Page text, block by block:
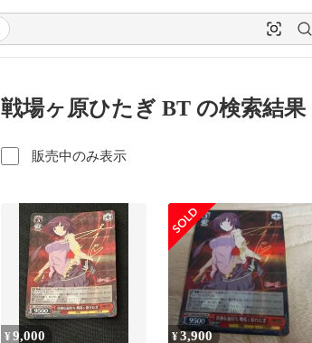
戦場ヶ原ひたぎ BT の検索結果
販売中のみ表示
¥9,000 ¥3,900